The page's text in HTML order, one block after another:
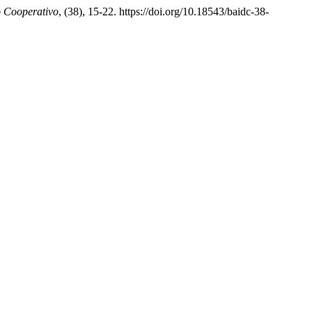
Cooperativo, (38), 15-22. https://doi.org/10.18543/baidc-38-